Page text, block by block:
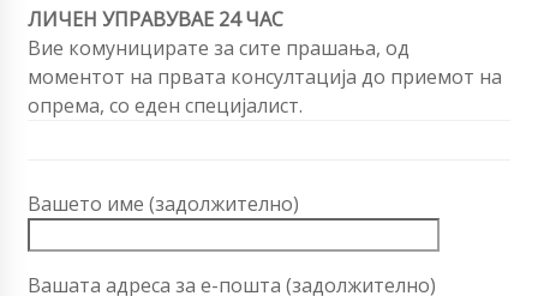
ЛИЧЕН УПРАВУВАЕ 24 ЧАС
Вие комуницирате за сите прашања, од
моментот на првата консултација до приемот на
опрема, со еден специјалист.
Вашето име (задолжително)
Вашата адреса за е-пошта (задолжително)